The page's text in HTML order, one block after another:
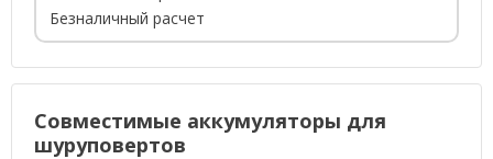
Безналичный расчет
Совместимые аккумуляторы для
шуруповертов